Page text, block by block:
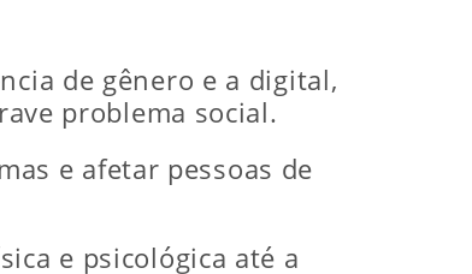
de gênero e a digital,
problema social.
e afetar pessoas de
e psicológica até a